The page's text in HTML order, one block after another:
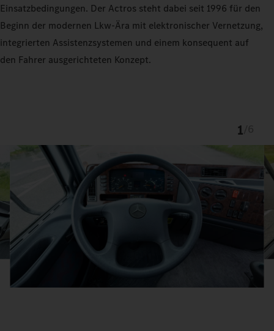
Einsatzbedingungen. Der Actros steht dabei seit 1996 für den
Beginn der modernen Lkw‑Ära mit elektronischer Vernetzung,
integrierten Assistenzsystemen und einem konsequent auf
den Fahrer ausgerichteten Konzept.
1